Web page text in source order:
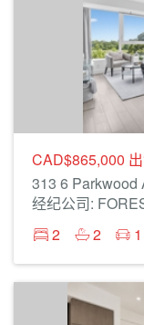
CAD$865,000
313 6 Parkwood
经纪公司:
2
2 1